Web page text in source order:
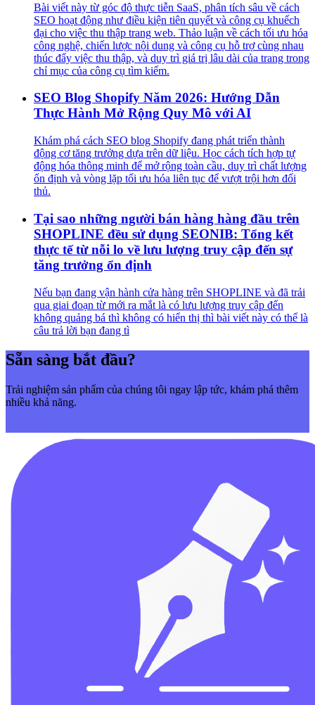
Bài viết này từ góc độ thực tiễn SaaS, phân tích sâu về cách
SEO hoạt động như điều kiện tiên quyết và công cụ khuếch
đại cho việc thu thập trang web. Thảo luận về cách tối ưu hóa
công nghệ, chiến lược nội dung và công cụ hỗ trợ cùng nhau
thúc đẩy việc thu thập, và duy trì giá trị lâu dài của trang trong
chỉ mục của công cụ tìm kiếm.
SEO Blog Shopify Năm 2026: Hướng Dẫn
Thực Hành Mở Rộng Quy Mô với AI
Khám phá cách SEO blog Shopify đang phát triển thành
động cơ tăng trưởng dựa trên dữ liệu. Học cách tích hợp tự
động hóa thông minh để mở rộng toàn cầu, duy trì chất lượng
ổn định và vòng lặp tối ưu hóa liên tục để vượt trội hơn đối
thủ.
Tại sao những người bán hàng hàng đầu trên
SHOPLINE đều sử dụng SEONIB: Tổng kết
thực tế từ nỗi lo về lưu lượng truy cập đến sự
tăng trưởng ổn định
Nếu bạn đang vận hành cửa hàng trên SHOPLINE và đã trải
qua giai đoạn từ mới ra mắt là có lưu lượng truy cập đến
không quảng bá thì không có hiển thị thì bài viết này có thể là
câu trả lời bạn đang tì
Sẵn sàng bắt đầu?
Trải nghiệm sản phẩm của chúng tôi ngay lập tức, khám phá thêm
nhiều khả năng.